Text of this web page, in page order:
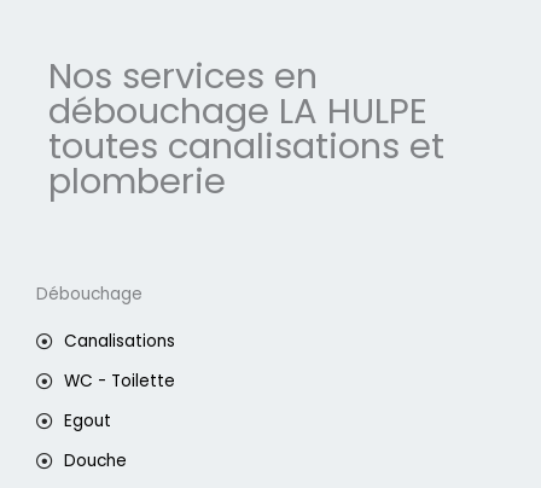
Nos services en
débouchage LA HULPE
toutes canalisations et
plomberie
Débouchage
Canalisations
WC - Toilette
Egout
Douche